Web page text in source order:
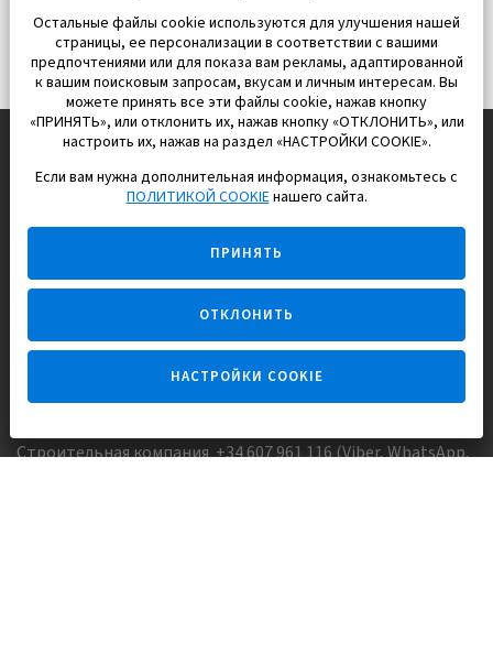
EUROPISOL 2002 S.L.
Строим и продаем дома
для счастливой жизни в Испании
Задайте вопрос
Строительная компания +34 607 961 116 (Viber, WhatsApp,
Остальные файлы cookie используются для улучшения нашей
страницы, ее персонализации в соответствии с вашими
предпочтениями или для показа вам рекламы, адаптированной
к вашим поисковым запросам, вкусам и личным интересам. Вы
можете принять все эти файлы cookie, нажав кнопку
«ПРИНЯТЬ», или отклонить их, нажав кнопку «ОТКЛОНИТЬ», или
настроить их, нажав на раздел «НАСТРОЙКИ COOKIE».
Если вам нужна дополнительная информация, ознакомьтесь с
ПОЛИТИКОЙ COOKIEнашего сайта.
ПРИНЯТЬ
ОТКЛОНИТЬ
НАСТРОЙКИ COOKIE